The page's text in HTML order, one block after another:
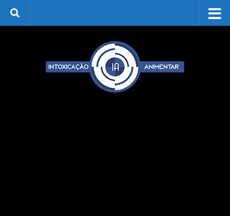
Skip to content